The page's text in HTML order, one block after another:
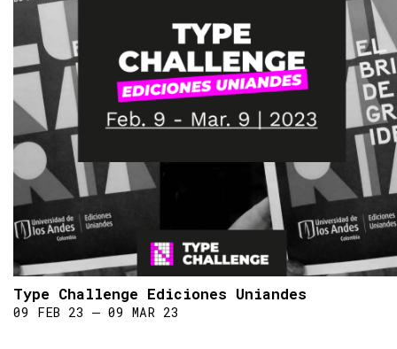
Type Challenge Ediciones Uniandes
09 FEB 23 ― 09 MAR 23